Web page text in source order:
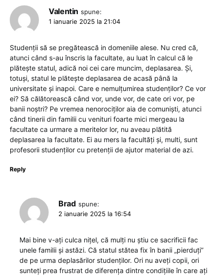
Valentin spune:
1 ianuarie 2025 la 21:04
Studenții să se pregătească in domeniile alese. Nu cred că,
atunci când s-au înscris la facultate, au luat în calcul că le
plătește statul, adică noi cei care muncim, deplasarea. Și,
totuși, statul le plătește deplasarea de acasă până la
universitate și inapoi. Care e nemulțumirea studenților? Ce vor
ei? Să călătorească când vor, unde vor, de cate ori vor, pe
banii noștri? Pe vremea nenorociților aia de comuniști, atunci
când tinerii din familii cu venituri foarte mici mergeau la
facultate ca urmare a meritelor lor, nu aveau plătită
deplasarea la facultate. Ei au mers la facultăți și, multi, sunt
profesorii studenților cu pretenții de ajutor material de azi.
Reply
Brad spune:
2 ianuarie 2025 la 16:54
Mai bine v-ați culca nițel, că mulți nu știu ce sacrificii fac
unele familii și astăzi. Că statul stătea fix în banii „pierduți”
de pe urma deplasărilor studenților. Ori nu aveți copii, ori
sunteți prea frustrat de diferența dintre condițiile în care ați